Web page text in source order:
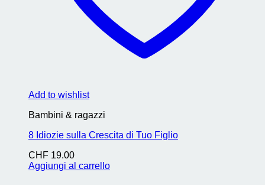
Add to wishlist
Bambini & ragazzi
8 Idiozie sulla Crescita di Tuo Figlio
CHF 19.00
Aggiungi al carrello